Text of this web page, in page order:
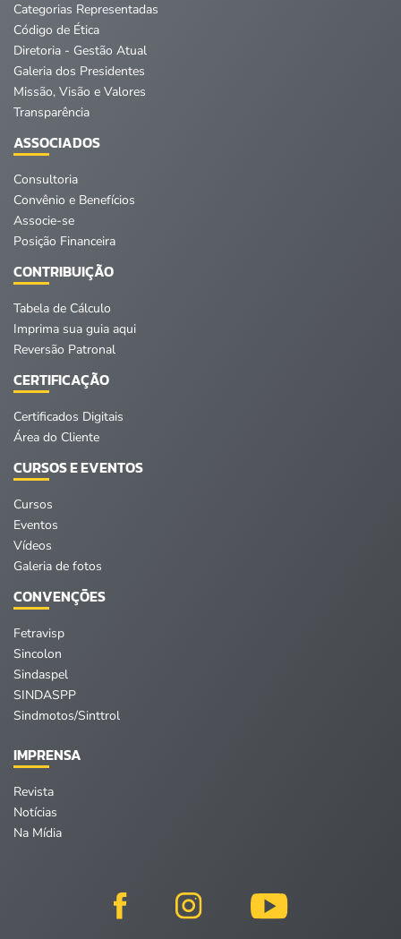
Categorias Representadas
Código de Ética
Diretoria - Gestão Atual
Galeria dos Presidentes
Missão, Visão e Valores
Transparência
ASSOCIADOS
Consultoria
Convênio e Benefícios
Associe-se
Posição Financeira
CONTRIBUIÇÃO
Tabela de Cálculo
Imprima sua guia aqui
Reversão Patronal
CERTIFICAÇÃO
Certificados Digitais
Área do Cliente
CURSOS E EVENTOS
Cursos
Eventos
Vídeos
Galeria de fotos
CONVENÇÕES
Fetravisp
Sincolon
Sindaspel
SINDASPP
Sindmotos/Sinttrol
IMPRENSA
Revista
Notícias
Na Mídia